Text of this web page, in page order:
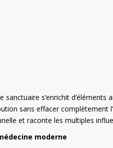
sanctuaire s’enrichit
sans effacer complètement
et raconte les multiples
moderne